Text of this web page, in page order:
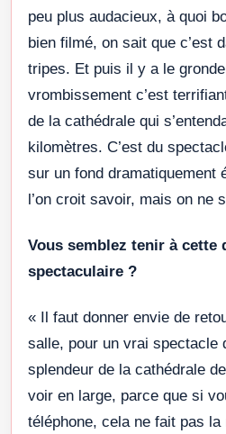
peu plus audacieux, à quoi
bien filmé, on sait que c’est
tripes. Et puis il y a le
vrombissement c’est
de la cathédrale qui
kilomètres. C’est du
sur un fond dramatiquement
l’on croit savoir, mais on ne
Vous semblez tenir à cette
spectaculaire ?
« Il faut donner envie de
salle, pour un vrai
splendeur de la cathédrale
voir en large, parce que si
téléphone, cela ne fait pas